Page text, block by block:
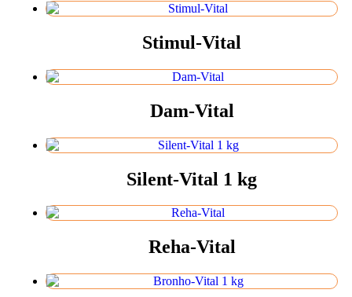
Stimul-Vital
Dam-Vital
Silent-Vital 1 kg
Reha-Vital